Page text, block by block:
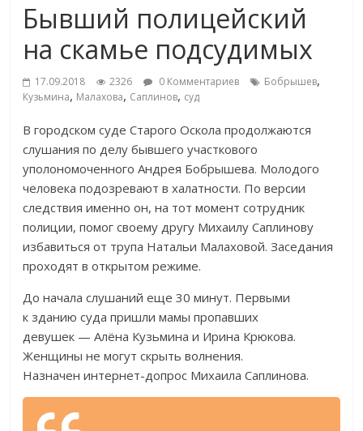
Бывший полицейский
на скамье подсудимых
17.09.2018 2326 0 Комментариев Бобрышев,
Кузьмина, Малахова, Саплинов, суд
В городском суде Старого Оскола продолжаются
слушания по делу бывшего участкового
уполономоченного Андрея Бобрышева. Молодого
человека подозревают в халатности. По версии
следствия именно он, на тот момент сотрудник
полиции, помог своему другу Михаилу Саплинову
избавиться от трупа Натальи Малаховой. Заседания
проходят в открытом режиме.
До начала слушаний еще 30 минут. Первыми
к зданию суда пришли мамы пропавших
девушек — Алёна Кузьмина и Ирина Крюкова.
Женщины не могут скрыть волнения.
Назначенинтернет-допрос Михаила Саплинова.